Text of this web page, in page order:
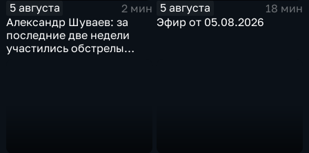
5 августа
2 мин
Александр Шуваев: за
последние две недели
участились обстрелы
5 августа
18 мин
Эфир от 05.08.2026